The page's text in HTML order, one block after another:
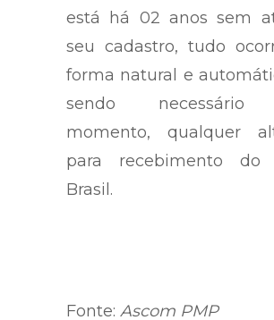
está há 02 anos sem
seu cadastro, tudo
forma natural e
sendo necessário
momento, qualquer
para recebimento do
Brasil.
Fonte: Ascom PMP